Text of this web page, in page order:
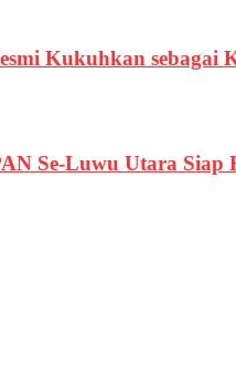
Kukuhkan sebagai
Se-Luwu Utara